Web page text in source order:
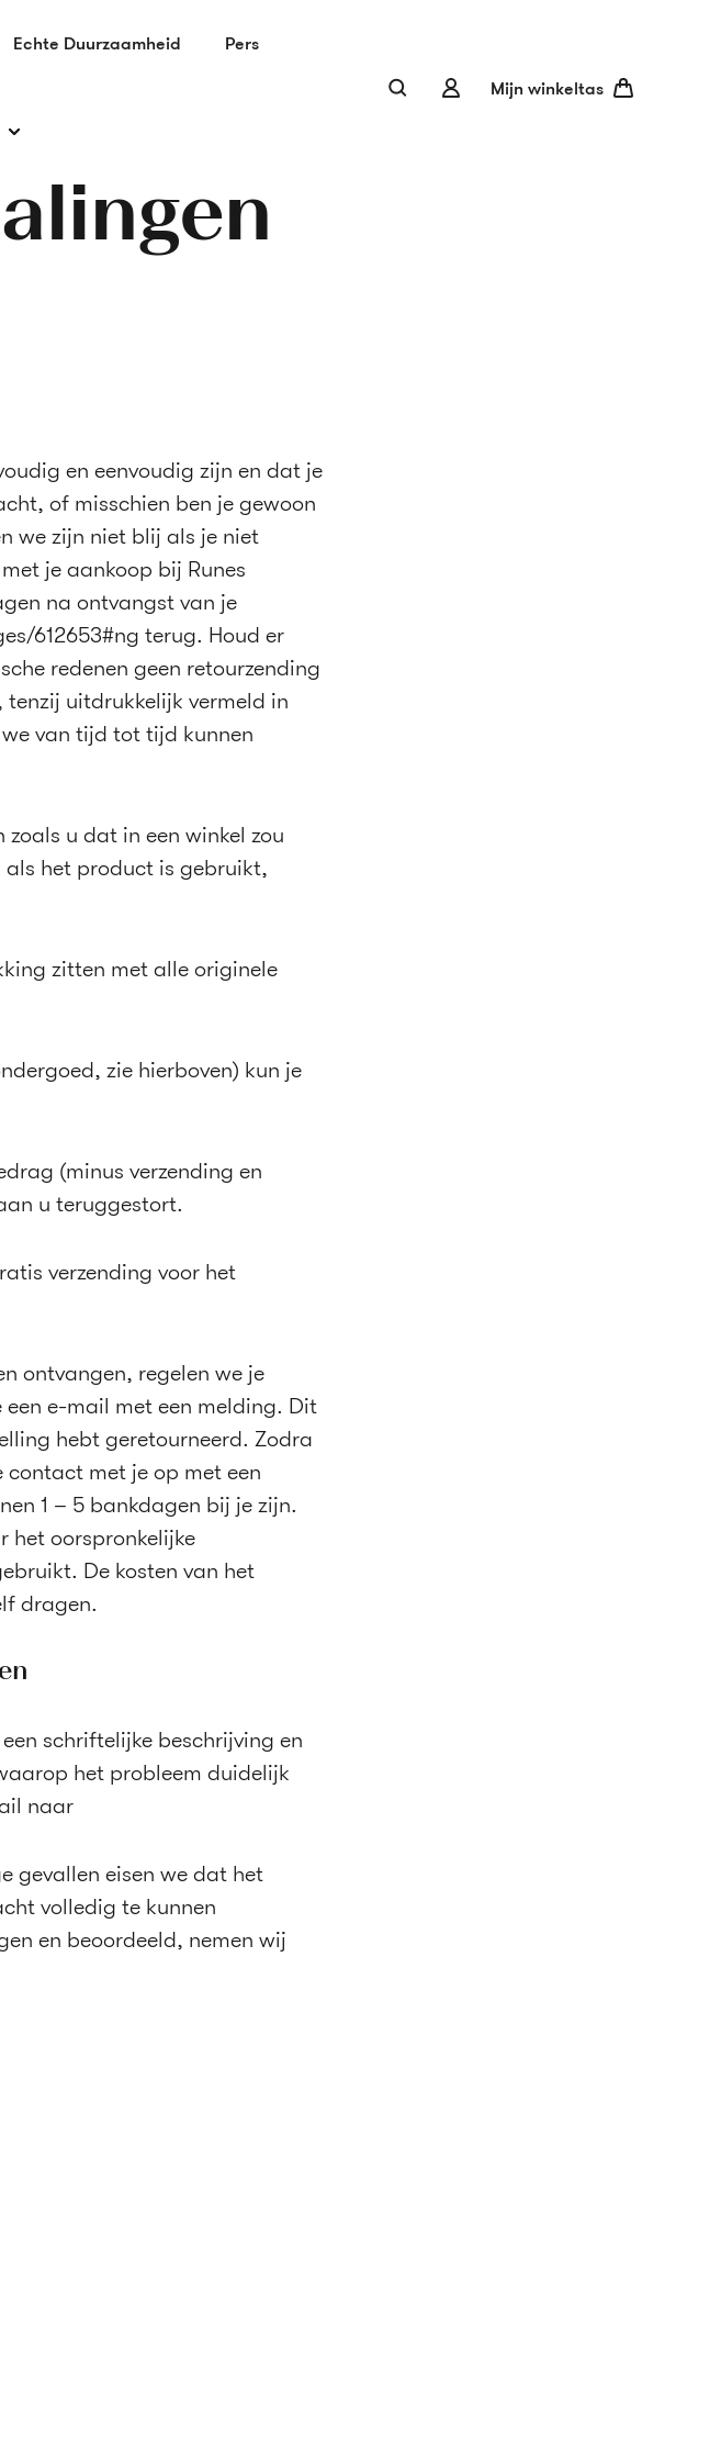
en eenvoudig zijn en dat je
of misschien ben je gewoon
we zijn niet blij als je niet
je aankoop bij Runes
na ontvangst van je
612653#ng terug. Houd er
redenen geen retourzending
uitdrukkelijk vermeld in
van tijd tot tijd kunnen
u dat in een winkel zou
het product is gebruikt,
zitten met alle originele
zie hierboven) kun je
(minus verzending en
u teruggestort.
verzending voor het
ontvangen, regelen we je
e-mail met een melding. Dit
hebt geretourneerd. Zodra
contact met je op met een
1 – 5 bankdagen bij je zijn.
het oorspronkelijke
De kosten van het
dragen.
schriftelijke beschrijving en
het probleem duidelijk
naar
gevallen eisen we dat het
volledig te kunnen
en beoordeeld, nemen wij
Echte Duurzaamheid Pers
Mijn winkeltas